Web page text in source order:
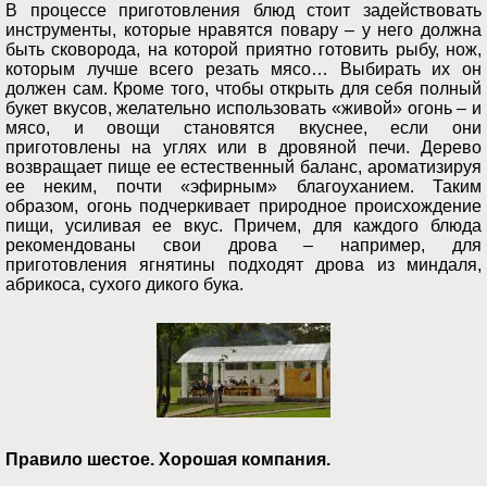
В процессе приготовления блюд стоит задействовать
инструменты, которые нравятся повару – у него должна
быть сковорода, на которой приятно готовить рыбу, нож,
которым лучше всего резать мясо… Выбирать их он
должен сам. Кроме того, чтобы открыть для себя полный
букет вкусов, желательно использовать «живой» огонь – и
мясо, и овощи становятся вкуснее, если они
приготовлены на углях или в дровяной печи. Дерево
возвращает пище ее естественный баланс, ароматизируя
ее неким, почти «эфирным» благоуханием. Таким
образом, огонь подчеркивает природное происхождение
пищи, усиливая ее вкус. Причем, для каждого блюда
рекомендованы свои дрова – например, для
приготовления ягнятины подходят дрова из миндаля,
абрикоса, сухого дикого бука.
Правило шестое. Хорошая компания.